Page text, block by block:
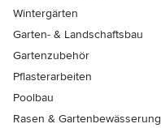
Wintergärten
Garten- & Landschaftsbau
Gartenzubehör
Pflasterarbeiten
Poolbau
Rasen & Gartenbewässerung